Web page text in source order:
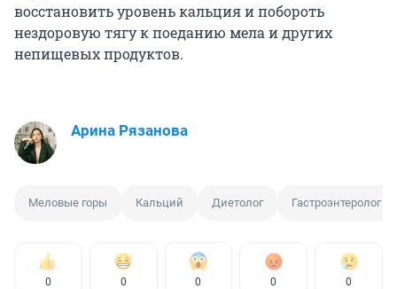
восстановить уровень кальция и побороть
нездоровую тягу к поеданию мела и других
непищевых продуктов.
Арина Рязанова
Меловые горы Кальций Диетолог Гастроэнтеролог
0 0 0 0 0